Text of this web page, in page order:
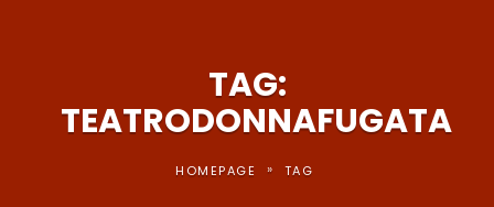
TAG:
TEATRODONNAFUGATA
HOMEPAGE » TAG